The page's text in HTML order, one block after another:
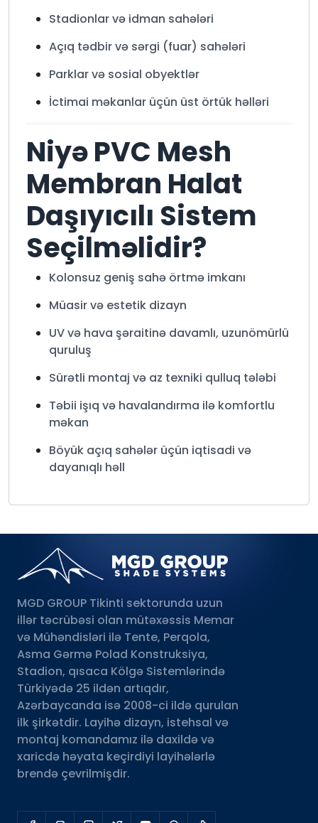
Stadionlar və idman sahələri
Açıq tədbir və sərgi (fuar) sahələri
Parklar və sosial obyektlər
İctimai məkanlar üçün üst örtük həlləri
Niyə PVC Mesh
Membran Halat
Daşıyıcılı Sistem
Seçilməlidir?
Kolonsuz geniş sahə örtmə imkanı
Müasir və estetik dizayn
UV və hava şəraitinə davamlı, uzunömürlü
quruluş
Sürətli montaj və az texniki qulluq tələbi
Təbii işıq və havalandırma ilə komfortlu
məkan
Böyük açıq sahələr üçün iqtisadi və
dayanıqlı həll
MGD GROUP Tikinti sektorunda uzun
illər təcrübəsi olan mütəxəssis Memar
və Mühəndisləri ilə Tente, Perqola,
Asma Gərmə Polad Konstruksiya,
Stadion, qısaca Kölgə Sistemlərində
Türkiyədə 25 ildən artıqdır,
Azərbaycanda isə 2008-ci ildə qurulan
ilk şirkətdir. Layihə dizayn, istehsal və
montaj komandamız ilə daxildə və
xaricdə həyata keçirdiyi layihələrlə
brendə çevrilmişdir.